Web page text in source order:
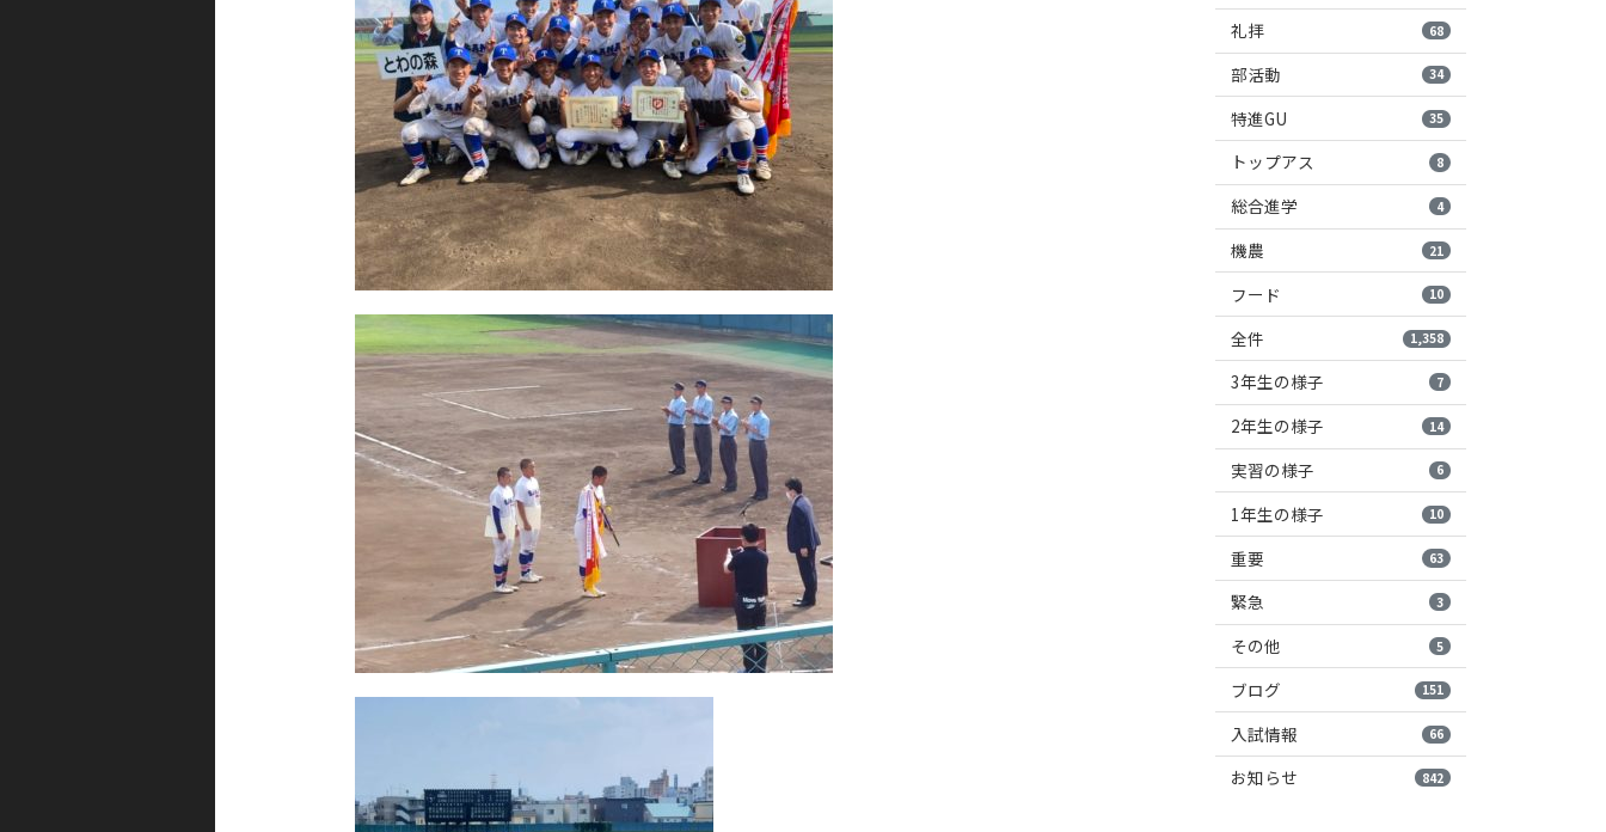
礼拝 68
部活動 34
特進GU 35
トップアス 8
総合進学 4
機農 21
フード 10
全件 1,358
3年生の様子 7
2年生の様子 14
実習の様子 6
1年生の様子 10
重要 63
緊急 3
その他 5
ブログ 151
入試情報 66
お知らせ 842